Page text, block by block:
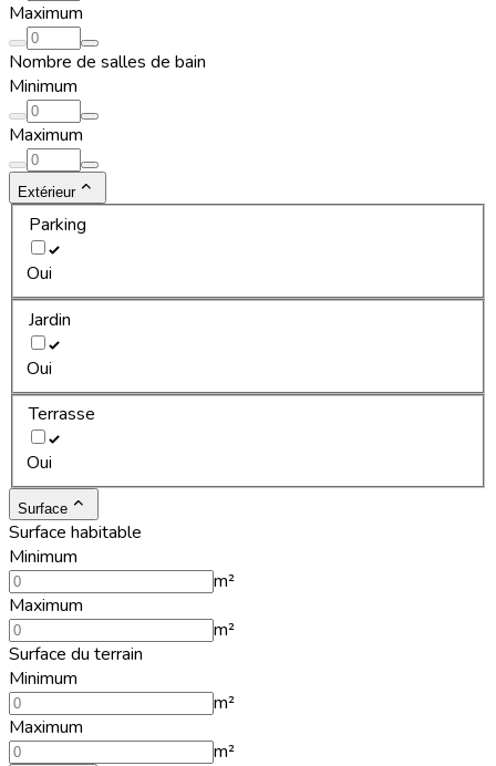
Maximum
Nombre de salles de bain
Minimum
Maximum
Extérieur
Parking
Oui
Jardin
Oui
Terrasse
Oui
Surface
Surface habitable
Minimum
m²
Maximum
m²
Surface du terrain
Minimum
m²
Maximum
m²